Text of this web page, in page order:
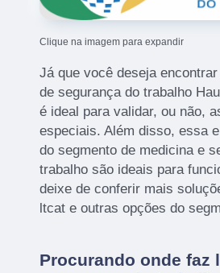
Clique na imagem para expandir
Já que você deseja
de segurança do trabalho
é ideal para validar, ou não,
especiais. Além disso, essa
do segmento de medicina e
trabalho são ideais para
deixe de conferir mais
ltcat e outras opções do
Procurando onde faz